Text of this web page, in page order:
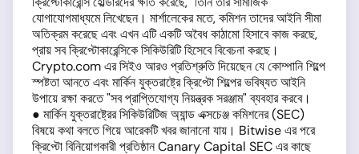
যোগাযোগমাধ্যমে লিখেছেন। মার্শালেকের মতে, কমিশন তাদের আইনি সীমা
অতিক্রম করেছে এবং এখন এটি একটি অবৈধ কাঠামো হিসাবে কাজ করছে,
প্রায় সব ক্রিপ্টোকারেন্সিকে সিকিউরিটি হিসেবে বিবেচনা করছে।
Crypto.com এর সিইও আরও প্রতিশ্রুতি দিয়েছেন যে কোম্পানি শিল্পে
স্পষ্টতা আনতে এবং মার্কিন যুক্তরাষ্ট্রে ক্রিপ্টো শিল্পের ভবিষ্যত আইনি
উপায়ে রক্ষা করতে "সব প্রাপ্তিযোগ্য নিয়ন্ত্রক সরঞ্জাম" ব্যবহার করবে।
● মার্কিন যুক্তরাষ্ট্রের সিকিউরিটিজ অ্যান্ড এক্সচেঞ্জ কমিশনের (SEC)
বিষয়ে কথা বলতে গিয়ে আরেকটি খবর জানানো যায়। Bitwise এর পরে
ক্রিপ্টো বিনিয়োগকারী প্রতিষ্ঠান Canary Capital SEC এর কাছে